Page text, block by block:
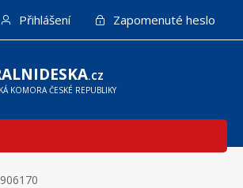
Přihlášení Zapomenuté heslo
.CZ
KOMORA ČESKÉ REPUBLIKY